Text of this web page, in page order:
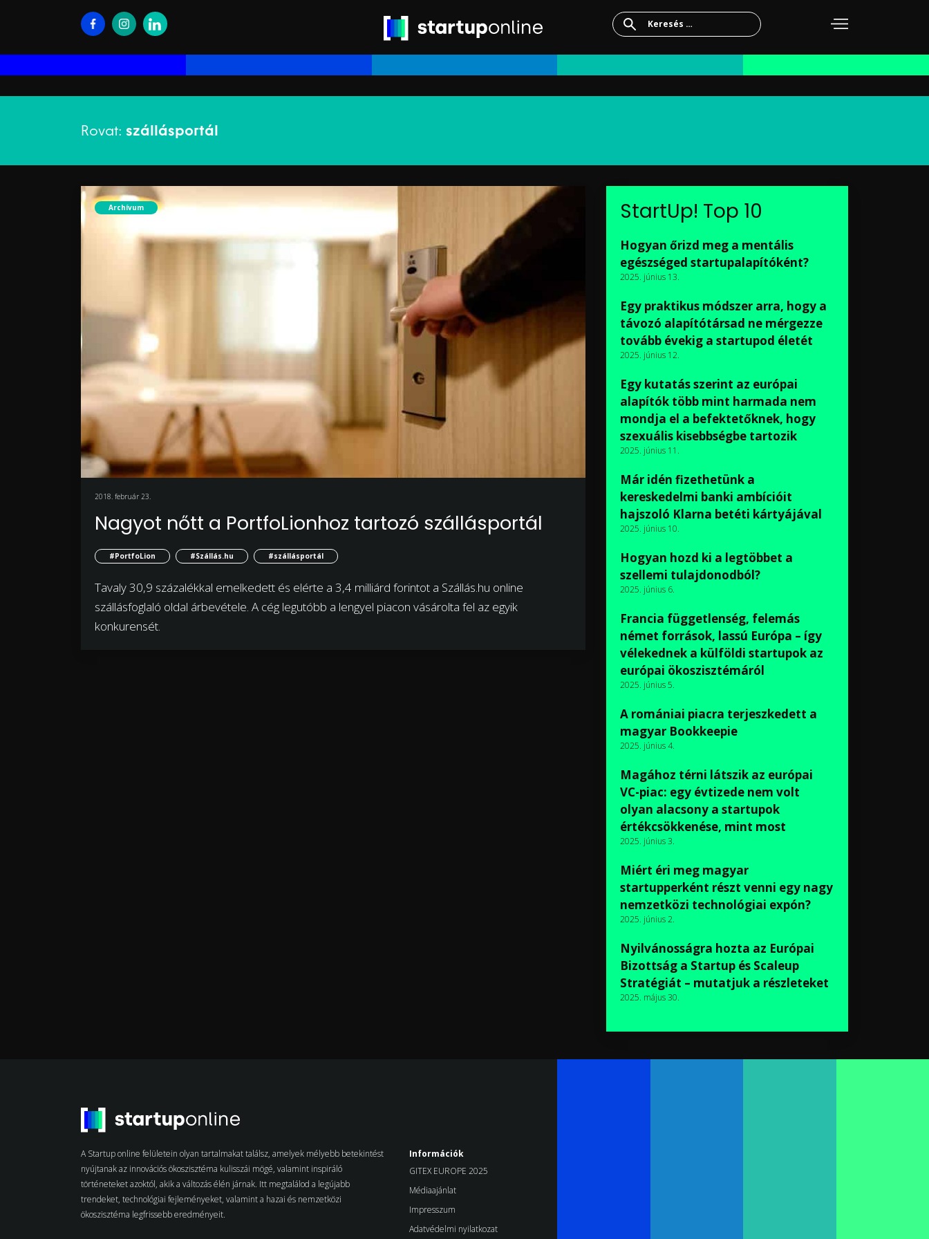
Keresés:
Rovat: szállásportál
Archívum
2018. február 23.
Nagyot nőtt a PortfoLionhoz tartozó szállásportál
#PortfoLion #Szállás.hu #szállásportál
Tavaly 30,9 százalékkal emelkedett és elérte a 3,4 milliárd forintot a Szállás.hu online
szállásfoglaló oldal árbevétele. A cég legutóbb a lengyel piacon vásárolta fel az egyik
konkurensét.
StartUp! Top 10
Hogyan őrizd meg a mentális
egészséged startupalapítóként?
2025. június 13.
Egy praktikus módszer arra, hogy a
távozó alapítótársad ne mérgezze
tovább évekig a startupod életét
2025. június 12.
Egy kutatás szerint az európai
alapítók több mint harmada nem
mondja el a befektetőknek, hogy
szexuális kisebbségbe tartozik
2025. június 11.
Már idén fizethetünk a
kereskedelmi banki ambícióit
hajszoló Klarna betéti kártyájával
2025. június 10.
Hogyan hozd ki a legtöbbet a
szellemi tulajdonodból?
2025. június 6.
Francia függetlenség, felemás
német források, lassú Európa – így
vélekednek a külföldi startupok az
európai ökoszisztémáról
2025. június 5.
A romániai piacra terjeszkedett a
magyar Bookkeepie
2025. június 4.
Magához térni látszik az európai
VC-piac: egy évtizede nem volt
olyan alacsony a startupok
értékcsökkenése, mint most
2025. június 3.
Miért éri meg magyar
startupperként részt venni egy nagy
nemzetközi technológiai expón?
2025. június 2.
Nyilvánosságra hozta az Európai
Bizottság a Startup és Scaleup
Stratégiát – mutatjuk a részleteket
2025. május 30.
A Startup online felületein olyan tartalmakat találsz, amelyek mélyebb betekintést
nyújtanak az innovációs ökoszisztéma kulisszái mögé, valamint inspiráló
történeteket azoktól, akik a változás élén járnak. Itt megtalálod a legújabb
trendeket, technológiai fejleményeket, valamint a hazai és nemzetközi
ökoszisztéma legfrissebb eredményeit.
Információk
GITEX EUROPE 2025
Médiaajánlat
Impresszum
Adatvédelmi nyilatkozat